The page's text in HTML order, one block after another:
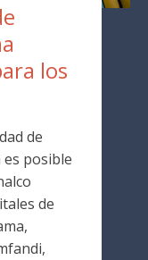
los
de
posible
de